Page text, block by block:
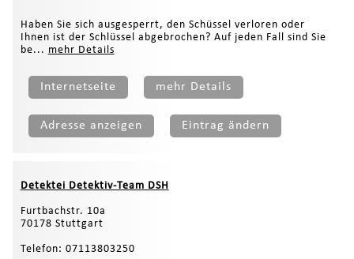
Haben Sie sich ausgesperrt, den Schüssel verloren oder
Ihnen ist der Schlüssel abgebrochen? Auf jeden Fall sind Sie
be... mehr Details
Internetseite mehr Details
Adresse anzeigen Eintrag ändern
Detektei Detektiv-Team DSH
Furtbachstr. 10a
70178 Stuttgart
Telefon: 07113803250